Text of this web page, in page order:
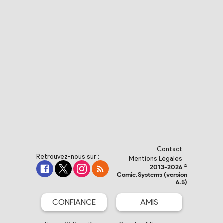
Retrouvez-nous sur :
Contact
Mentions Légales
2013-2026 ©
Comic.Systems (version
6.5)
CONFIANCE AMIS